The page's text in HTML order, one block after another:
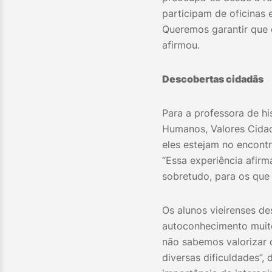
participam de oficinas
Queremos garantir
afirmou.
Descobertas cidadãs
Para a professora de
Humanos, Valores
eles estejam no
“Essa experiência
sobretudo, para os
Os alunos vieirenses
autoconhecimento
não sabemos valorizar
diversas dificuldades”,